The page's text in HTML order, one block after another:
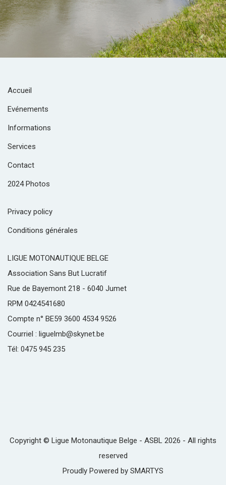
Accueil
Evénements
Informations
Services
Contact
2024 Photos
Privacy policy
Conditions générales
LIGUE MOTONAUTIQUE BELGE
Association Sans But Lucratif
Rue de Bayemont 218 - 6040 Jumet
RPM 0424541680
Compte n° BE59 3600 4534 9526
Courriel : liguelmb@skynet.be
Tél: 0475 945 235
Copyright © Ligue Motonautique Belge - ASBL 2026 - All rights
reserved
Proudly Powered by SMARTYS